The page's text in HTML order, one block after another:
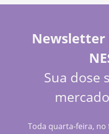
Newsletter
Sua dose
Toda quarta-feira,